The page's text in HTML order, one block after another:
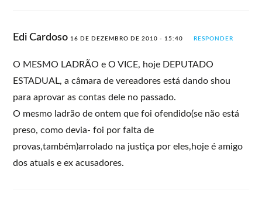
Edi Cardoso 16 DE DEZEMBRO DE 2010 - 15:40 RESPONDER
O MESMO LADRÃO e O VICE, hoje DEPUTADO
ESTADUAL, a câmara de vereadores está dando shou
para aprovar as contas dele no passado.
O mesmo ladrão de ontem que foi ofendido(se não está
preso, como devia- foi por falta de
provas,também)arrolado na justiça por eles,hoje é amigo
dos atuais e ex acusadores.